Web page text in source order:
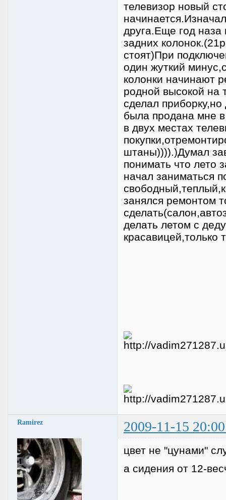
телевизор новый
друга.Еще год наза
задних
стоят)При
один жуткий
колонки начинают
родной высокой на
сделал
была продана мне
в двух местах
штаны)))).)Думал
понимать что лето
начал заниматься
занялся ремонтом
делать летом с
красавицей,только
Ramirez 2009-11-15
цвет не "цунами"
а сидения от 12-